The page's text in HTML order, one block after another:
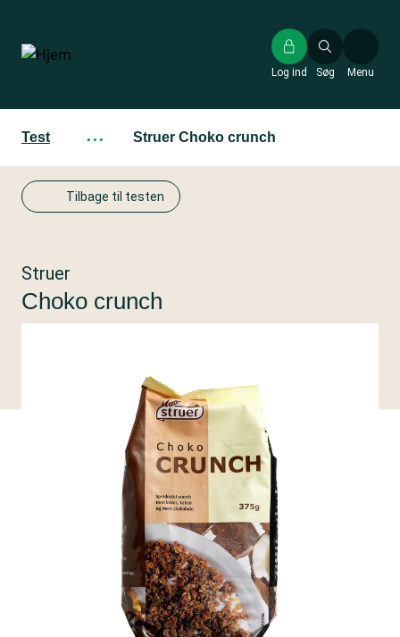
hovedindhold
Søg
Log ind Menu
Test ··· Struer Choko crunch
Tilbage til testen
Struer
Choko crunch